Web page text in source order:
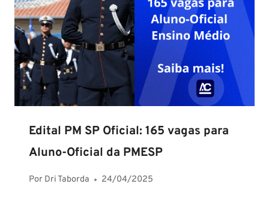
Edital PM SP Oficial: 165 vagas para
Aluno-Oficial da PMESP
Por Dri Taborda 24/04/2025